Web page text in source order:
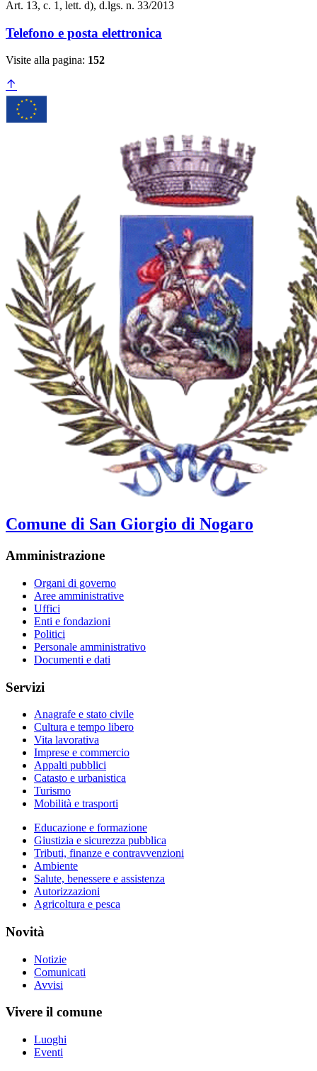
Art. 13, c. 1, lett. d), d.lgs. n. 33/2013
Telefono e posta elettronica
Visite alla pagina: 152
Comune di San Giorgio di Nogaro
Amministrazione
Organi di governo
Aree amministrative
Uffici
Enti e fondazioni
Politici
Personale amministrativo
Documenti e dati
Servizi
Anagrafe e stato civile
Cultura e tempo libero
Vita lavorativa
Imprese e commercio
Appalti pubblici
Catasto e urbanistica
Turismo
Mobilità e trasporti
Educazione e formazione
Giustizia e sicurezza pubblica
Tributi, finanze e contravvenzioni
Ambiente
Salute, benessere e assistenza
Autorizzazioni
Agricoltura e pesca
Novità
Notizie
Comunicati
Avvisi
Vivere il comune
Luoghi
Eventi